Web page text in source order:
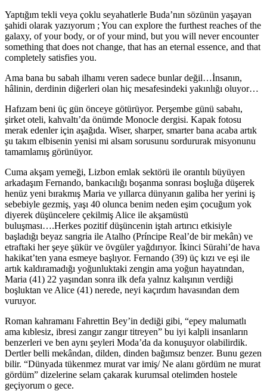
Yaptığım tekli veya çoklu seyahatlerle Buda’nın sözünün yaşayan
şahidi olarak yazıyorum ; You can explore the furthest reaches of the
galaxy, of your body, or of your mind, but you will never encounter
something that does not change, that has an eternal essence, and that
completely satisfies you.
Ama bana bu sabah ilhamı veren sadece bunlar değil…İnsanın,
hâlinin, derdinin diğerleri olan hiç mesafesindeki yakınlığı oluyor…
Hafızam beni üç gün önceye götürüyor. Perşembe günü sabahı,
şirket oteli, kahvaltı’da önümde Monocle dergisi. Kapak fotosu
merak edenler için aşağıda. Wiser, sharper, smarter bana acaba artık
şu takım elbisenin yenisi mi alsam sorusunu sordururak misyonunu
tamamlamış görünüyor.
Cuma akşam yemeği, Lizbon emlak sektörü ile orantılı büyüyen
arkadaşım Fernando, bankacılığı boşanma sonrası boşluğa düşerek
henüz yeni bırakmış Maria ve yıllarca dünyanın galiba her yerini iş
sebebiyle gezmiş, yaşı 40 olunca benim neden eşim çocuğum yok
diyerek düşüncelere çekilmiş Alice ile akşamüstü
buluşması….Herkes pozitif düşüncenin iştah artırıcı etkisiyle
başladığı beyaz sangria ile Atalho (Príncipe Real’de bir mekân) ve
etraftaki her şeye şükür ve övgüler yağdırıyor. İkinci Sürahi’de hava
hakikat’ten yana esmeye başlıyor. Fernando (39) üç kızı ve eşi ile
artık kaldıramadığı yoğunluktaki zengin ama yoğun hayatından,
Maria (41) 22 yaşından sonra ilk defa yalnız kalışının verdiği
boşluktan ve Alice (41) nerede, neyi kaçırdım havasından dem
vuruyor.
Roman kahramanı Fahrettin Bey’in dediği gibi, “epey malumatlı
ama kıblesiz, ibresi zangır zangır titreyen” bu iyi kalpli insanların
benzerleri ve ben aynı şeyleri Moda’da da konuşuyor olabilirdik.
Dertler belli mekândan, dilden, dinden bağımsız benzer. Bunu gezen
bilir. “Dünyada tükenmez murat var imiş/ Ne alanı gördüm ne murat
gördüm” dizelerine selam çakarak kurumsal otelimden hostele
geçiyorum o gece.